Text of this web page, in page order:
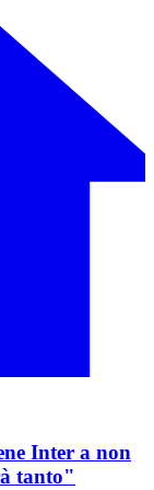
Inter a non
tanto"